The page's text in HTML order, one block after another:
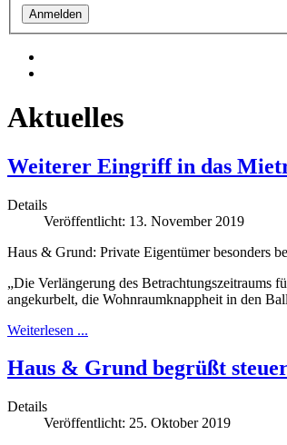
Aktuelles
Weiterer Eingriff in das
Details
Veröffentlicht: 13. November 2019
Haus & Grund: Private Eigentümer besonders
„Die Verlängerung des Betrachtungszeitraums
angekurbelt, die Wohnraumknappheit in den
Weiterlesen ...
Haus & Grund begrüßt
Details
Veröffentlicht: 25. Oktober 2019